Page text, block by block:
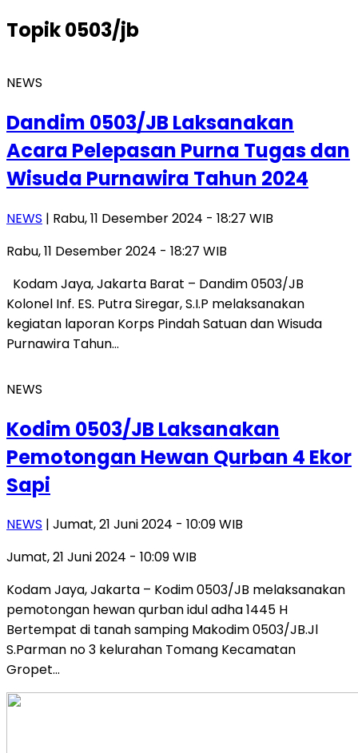
Topik0503/jb
NEWS
Dandim 0503/JB Laksanakan
Acara Pelepasan Purna Tugas dan
Wisuda Purnawira Tahun 2024
NEWS | Rabu, 11 Desember 2024 - 18:27 WIB
Rabu, 11 Desember 2024 - 18:27 WIB
Kodam Jaya, Jakarta Barat – Dandim 0503/JB
Kolonel Inf. ES. Putra Siregar, S.I.P melaksanakan
kegiatan laporan Korps Pindah Satuan dan Wisuda
Purnawira Tahun…
NEWS
Kodim 0503/JB Laksanakan
Pemotongan Hewan Qurban 4 Ekor
Sapi
NEWS | Jumat, 21 Juni 2024 - 10:09 WIB
Jumat, 21 Juni 2024 - 10:09 WIB
Kodam Jaya, Jakarta – Kodim 0503/JB melaksanakan
pemotongan hewan qurban idul adha 1445 H
Bertempat di tanah samping Makodim 0503/JB.Jl
S.Parman no 3 kelurahan Tomang Kecamatan
Gropet…